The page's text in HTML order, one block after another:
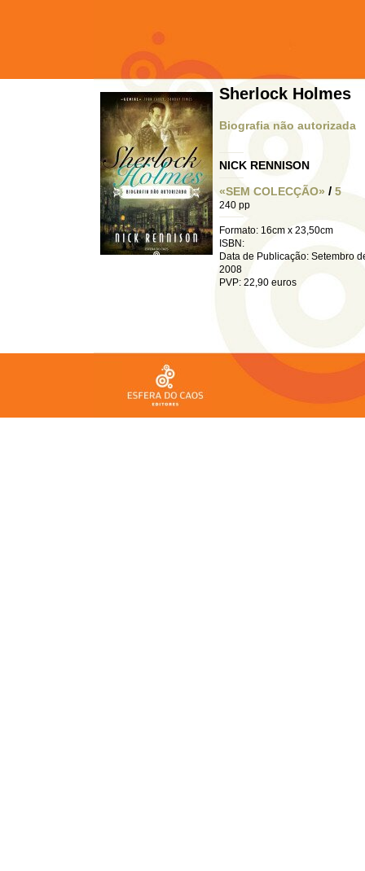
Sherlock Holmes
Biografia não autorizada
NICK RENNISON
«SEM COLECÇÃO» / 5
240 pp
Formato: 16cm x 23,50cm
ISBN:
Data de Publicação: Setembro
2008
PVP: 22,90 euros